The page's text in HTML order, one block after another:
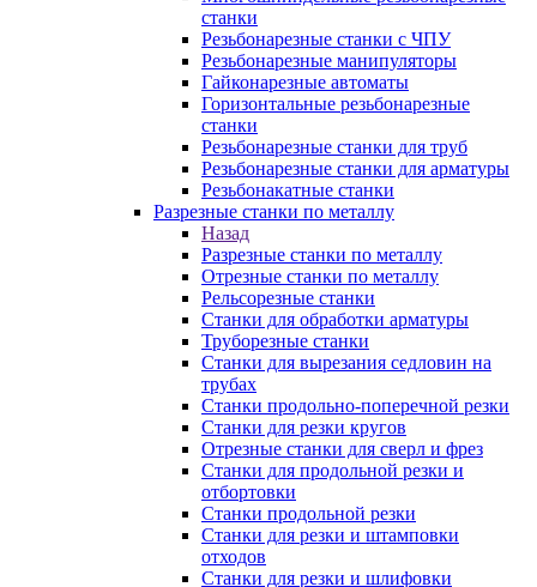
станки
Резьбонарезные станки с ЧПУ
Резьбонарезные манипуляторы
Гайконарезные автоматы
Горизонтальные резьбонарезные
станки
Резьбонарезные станки для труб
Резьбонарезные станки для арматуры
Резьбонакатные станки
Разрезные станки по металлу
Назад
Разрезные станки по металлу
Отрезные станки по металлу
Рельсорезные станки
Станки для обработки арматуры
Труборезные станки
Станки для вырезания седловин на
трубаx
Станки продольно-поперечной резки
Станки для резки кругов
Отрезные станки для сверл и фрез
Станки для продольной резки и
отбортовки
Станки продольной резки
Станки для резки и штамповки
отходов
Станки для резки и шлифовки